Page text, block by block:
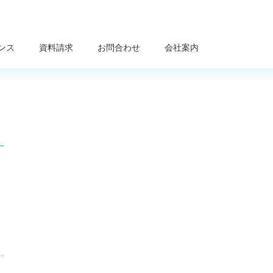
ス 資料請求 お問合わせ 会社案内